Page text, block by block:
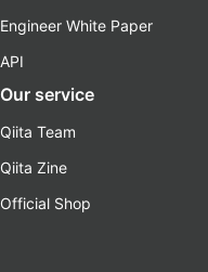
Engineer White Paper
API
Our service
Qiita Team
Qiita Zine
Official Shop